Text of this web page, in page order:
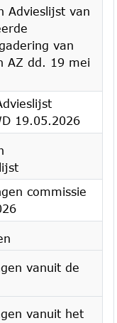
Advieslijst van
van
AZ dd. 19 mei
19.05.2026
commissie
vanuit de
vanuit het